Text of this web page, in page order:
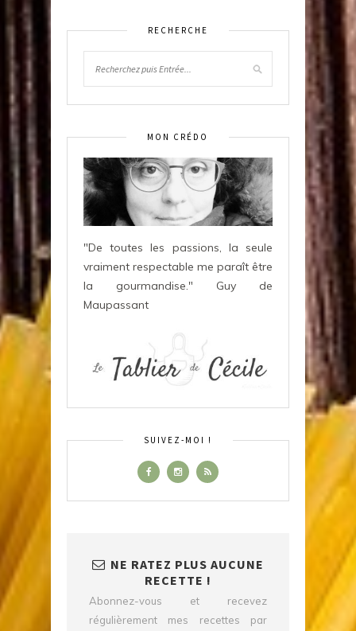
RECHERCHE
MON CRÉDO
"De toutes les passions, la seule
vraiment respectable me paraît être
la gourmandise." Guy de
Maupassant
SUIVEZ-MOI !
NE RATEZ PLUS AUCUNE
RECETTE !
Abonnez-vous et recevez
régulièrement mes recettes par